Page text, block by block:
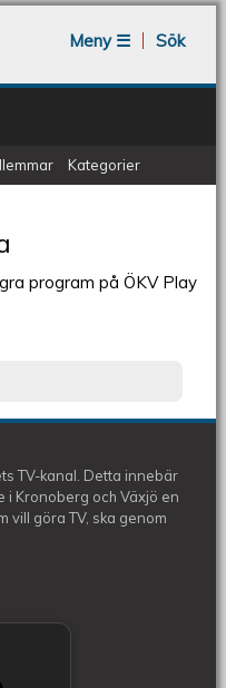
Meny ☰
Sök
Kategorier
program på ÖKV Play
TV-kanal. Detta innebär
i Kronoberg och Växjö en
vill göra TV, ska genom